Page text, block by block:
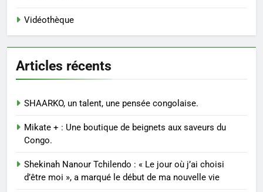
Vidéothèque
Articles récents
SHAARKO, un talent, une pensée congolaise.
Mikate + : Une boutique de beignets aux saveurs du
Congo.
Shekinah Nanour Tchilendo : « Le jour où j’ai choisi
d’être moi », a marqué le début de ma nouvelle vie